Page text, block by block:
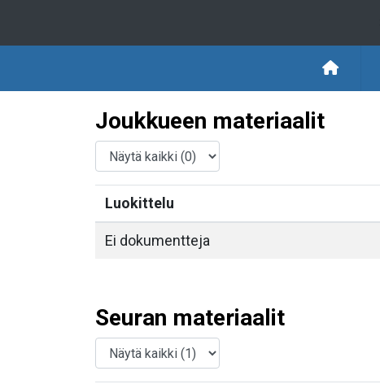
Joukkueen materiaalit
Luokittelu
Ei dokumentteja
Seuran materiaalit